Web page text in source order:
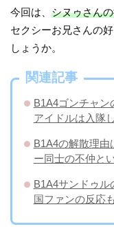
今回は、シヌゥさん
セクシーお兄さんの
しょうか。
関連記事
B1A4ゴンチャ
アイドルは入隊
B1A4の解散理
ー同士の不仲と
B1A4サンドゥ
国ファンの反応